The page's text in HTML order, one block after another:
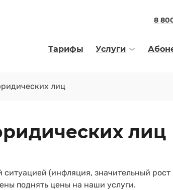
8
Тарифы Услуги
лиц
лиц
(инфляция, значительный рост
поднять цены на наши услуги.